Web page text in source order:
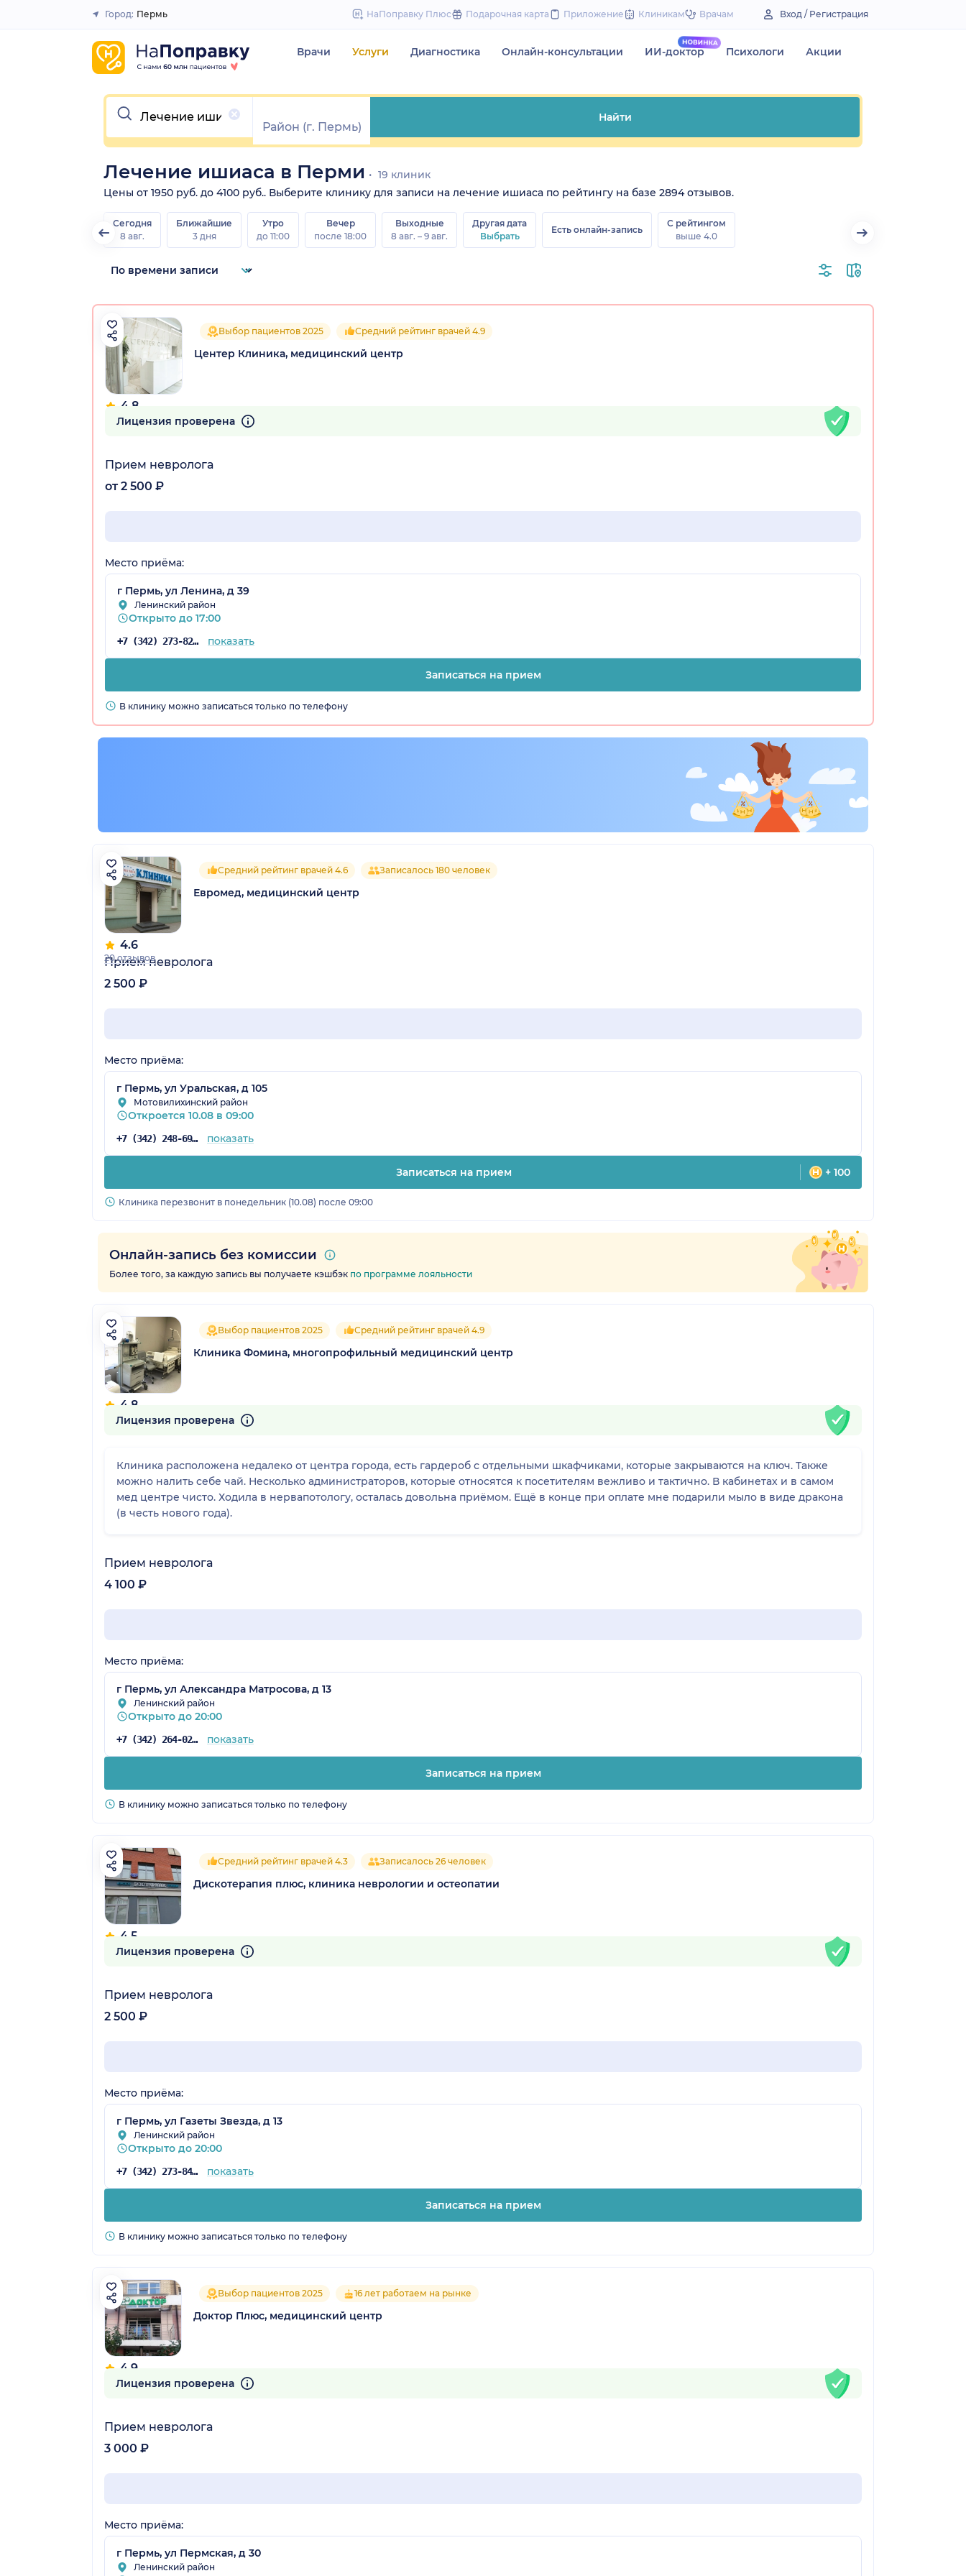
to
Закрыть
Город: Пермь НаПоправку Плюс Подарочная карта Приложение Клиникам Врачам Вход / Регистрация
Врачи Услуги Диагностика Онлайн-консультации ИИ-доктор Психологи Акции
Очистить
Найти
Лечение ишиаса в Перми
19 клиник
Цены от 1950 руб. до 4100 руб.. Выберите клинику для записи на лечение ишиаса по рейтингу на базе 2894 отзывов.
Сегодня
8 авг.
Ближайшие
3 дня
Утро
до 11:00
Вечер
после 18:00
Выходные
8 авг. – 9 авг.
Другая дата
Выбрать
Есть онлайн-запись
С рейтингом
выше 4.0
4.8
394 отзыва
Выбор пациентов 2025 Средний рейтинг врачей 4.9
Центер Клиника, медицинский центр
Лицензия проверена
Прием невролога
от 2 500 ₽
Место приёма:
г Пермь, ул Ленина, д 39
Ленинский район
Открыто до 17:00
+7 (342) 273-82-16 показать
Записаться на прием
В клинику можно записаться только по телефону
4.6
20 отзывов
Средний рейтинг врачей 4.6 Записалось 180 человек
Евромед, медицинский центр
Прием невролога
2 500 ₽
Место приёма:
г Пермь, ул Уральская, д 105
Мотовилихинский район
Откроется 10.08 в 09:00
+7 (342) 248-69-63 показать
Записаться на прием + 100
Клиника перезвонит в понедельник (10.08) после 09:00
Онлайн-запись без комиссии
Более того, за каждую запись вы получаете кэшбэк по программе лояльности
4.8
265 отзывов
Выбор пациентов 2025 Средний рейтинг врачей 4.9
Клиника Фомина, многопрофильный медицинский центр
Лицензия проверена
Клиника расположена недалеко от центра города, есть гардероб с отдельными шкафчиками, которые закрываются на ключ. Также
можно налить себе чай. Несколько администраторов, которые относятся к посетителям вежливо и тактично. В кабинетах и в самом
мед центре чисто. Ходила в нервапотологу, осталась довольна приёмом. Ещё в конце при оплате мне подарили мыло в виде дракона
(в честь нового года).
Прием невролога
4 100 ₽
Место приёма:
г Пермь, ул Александра Матросова, д 13
Ленинский район
Открыто до 20:00
+7 (342) 264-02-90 показать
Записаться на прием
В клинику можно записаться только по телефону
4.5
4 отзыва
Средний рейтинг врачей 4.3 Записалось 26 человек
Дискотерапия плюс, клиника неврологии и остеопатии
Лицензия проверена
Прием невролога
2 500 ₽
Место приёма:
г Пермь, ул Газеты Звезда, д 13
Ленинский район
Открыто до 20:00
+7 (342) 273-84-81 показать
Записаться на прием
В клинику можно записаться только по телефону
4.9
68 отзывов
Выбор пациентов 2025 16 лет работаем на рынке
Доктор Плюс, медицинский центр
Лицензия проверена
Прием невролога
3 000 ₽
Место приёма:
г Пермь, ул Пермская, д 30
Ленинский район